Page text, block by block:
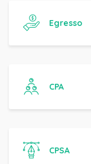
Egresso
CPA
CPSA